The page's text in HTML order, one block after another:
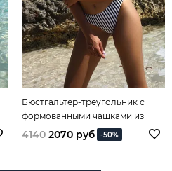
Бюстгальтер-треугольник с
формованными чашками из
коллекции Spicy Stripes
4140 2070 руб -50%